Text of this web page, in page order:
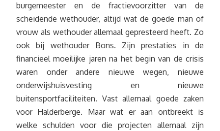
burgemeester en de fractievoorzitter van de
scheidende wethouder, altijd wat de goede man of
vrouw als wethouder allemaal gepresteerd heeft. Zo
ook bij wethouder Bons. Zijn prestaties in de
financieel moeilijke jaren na het begin van de crisis
waren onder andere nieuwe wegen, nieuwe
onderwijshuisvesting en nieuwe
buitensportfaciliteiten. Vast allemaal goede zaken
voor Halderberge. Maar wat er aan ontbreekt is
welke schulden voor die projecten allemaal zijn